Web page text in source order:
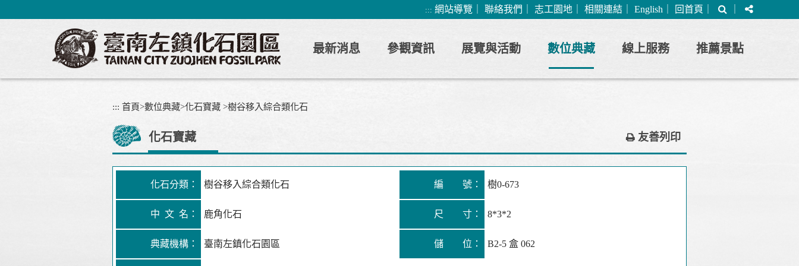
到
區
::: 網站導覽 聯絡我們 志工園地 相關連結 English 回首頁
尋
分
享
最新消息 參觀資訊 展覽與活動 數位典藏 線上服務 推薦景點
::: 首頁>數位典藏>化石寶藏 >樹谷移入綜合類化石
化石寶藏 友善列印
化石分類： 樹谷移入綜合類化石 編 號： 樹0-673
中 文 名： 鹿角化石 尺 寸： 8*3*2
典藏機構： 臺南左鎮化石園區 儲 位： B2-5 盒 062